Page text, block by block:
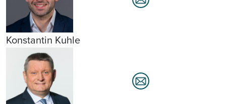
Konstantin Kuhle